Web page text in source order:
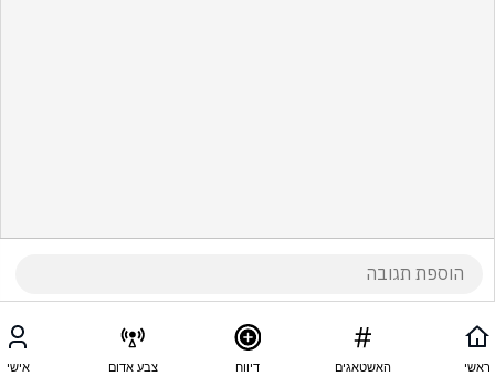
ראשי האשטאגים דיווח צבע אדום אישי